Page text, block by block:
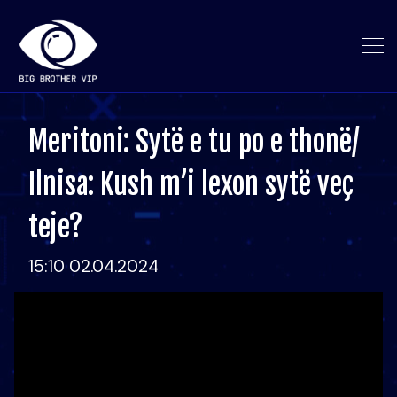
Meritoni: Sytë e tu po e thonë/
Ilnisa: Kush m’i lexon sytë veç
teje?
15:10 02.04.2024